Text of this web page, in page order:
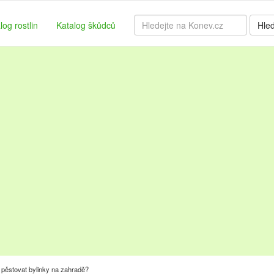
rostlin Katalog škůdců
bylinky na zahradě?